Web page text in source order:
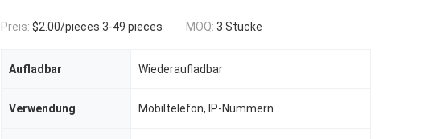
Preis: $2.00/pieces 3-49 pieces MOQ: 3 Stücke
Aufladbar Wiederaufladbar
Verwendung Mobiltelefon, IP-Nummern